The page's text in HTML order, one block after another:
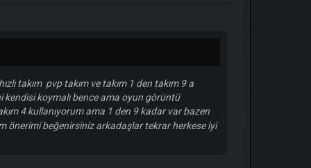
takım pvp takım ve takım 1 den takım 9 a
koymalı bence ama oyun görüntü
4 kullanıyorum ama 1 den 9 kadar var bazen
önerimi beğenirsiniz arkadaşlar tekrar herkese iyi